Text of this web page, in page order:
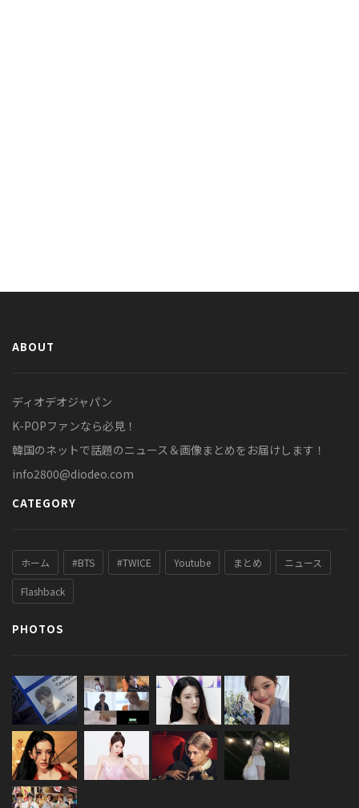
ABOUT
ディオデオジャパン
K-POPファンなら必見！
韓国のネットで話題のニュース＆画像まとめをお届けします！
info2800@diodeo.com
CATEGORY
ホーム #BTS #TWICE Youtube まとめ ニュース
Flashback
PHOTOS